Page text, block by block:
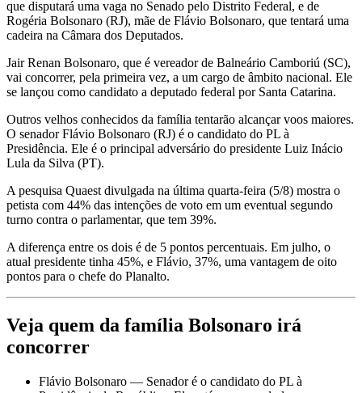
que disputará uma vaga no Senado pelo Distrito Federal, e de
Rogéria Bolsonaro (RJ), mãe de Flávio Bolsonaro, que tentará uma
cadeira na Câmara dos Deputados.
Jair Renan Bolsonaro, que é vereador de Balneário Camboriú (SC),
vai concorrer, pela primeira vez, a um cargo de âmbito nacional. Ele
se lançou como candidato a deputado federal por Santa Catarina.
Outros velhos conhecidos da família tentarão alcançar voos maiores.
O senador Flávio Bolsonaro (RJ) é o candidato do PL à
Presidência. Ele é o principal adversário do presidente Luiz Inácio
Lula da Silva (PT).
A pesquisa Quaest divulgada na última quarta-feira (5/8) mostra o
petista com 44% das intenções de voto em um eventual segundo
turno contra o parlamentar, que tem 39%.
A diferença entre os dois é de 5 pontos percentuais. Em julho, o
atual presidente tinha 45%, e Flávio, 37%, uma vantagem de oito
pontos para o chefe do Planalto.
Veja quem da família Bolsonaro irá
concorrer
Flávio Bolsonaro — Senador é o candidato do PL à